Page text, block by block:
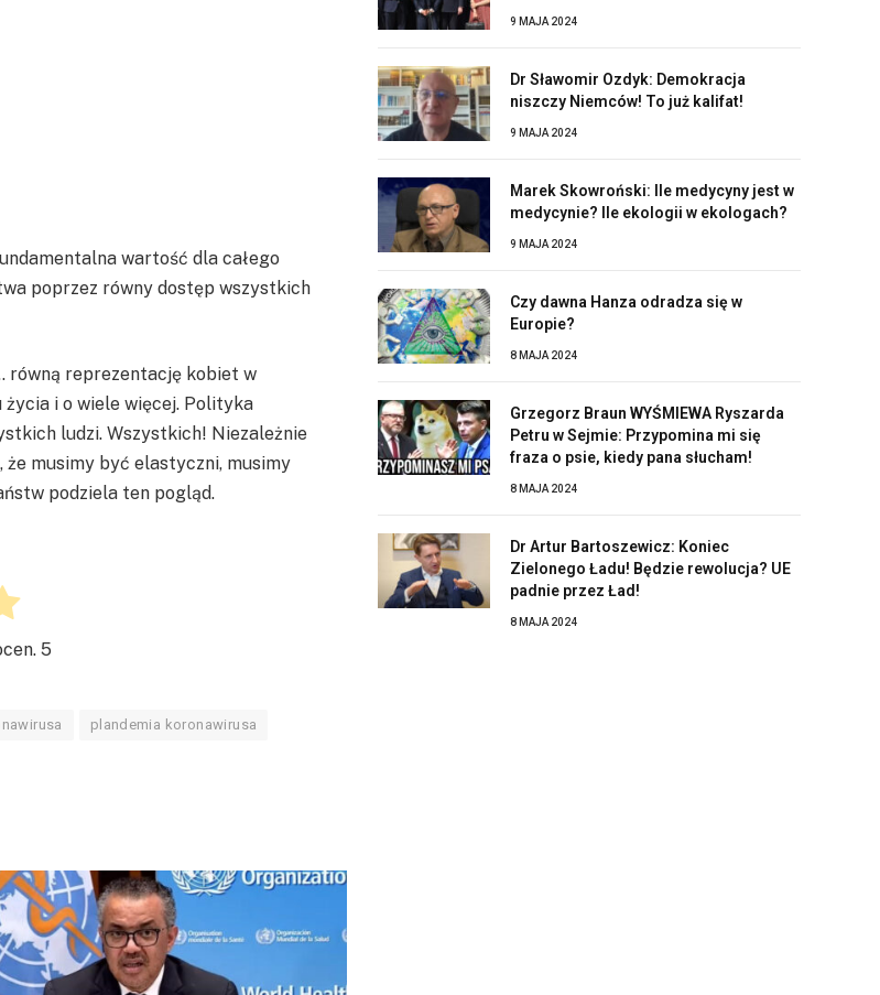
wartość dla całego
poprzez równy dostęp wszystkich
równą reprezentację kobiet w
życia i o wiele więcej. Polityka
ludzi. Wszystkich! Niezależnie
że musimy być elastyczni, musimy
podziela ten pogląd.
5
plandemia koronawirusa
9 MAJA 2024
Dr Sławomir Ozdyk: Demokracja
niszczy Niemców! To już kalifat!
9 MAJA 2024
Marek Skowroński: Ile medycyny jest w
medycynie? Ile ekologii w ekologach?
9 MAJA 2024
Czy dawna Hanza odradza się w
Europie?
8 MAJA 2024
Grzegorz Braun WYŚMIEWA Ryszarda
Petru w Sejmie: Przypomina mi się
fraza o psie, kiedy pana słucham!
8 MAJA 2024
Dr Artur Bartoszewicz: Koniec
Zielonego Ładu! Będzie rewolucja? UE
padnie przez Ład!
8 MAJA 2024